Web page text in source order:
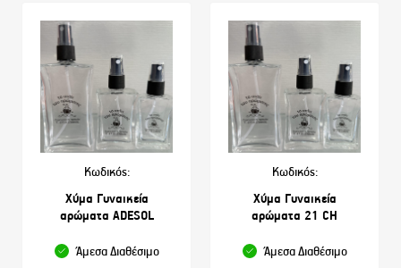
Κωδικός:
Χύμα Γυναικεία
αρώματα ADESOL
Άμεσα Διαθέσιμο
Κωδικός:
Χύμα Γυναικεία
αρώματα 21 CH
Άμεσα Διαθέσιμο